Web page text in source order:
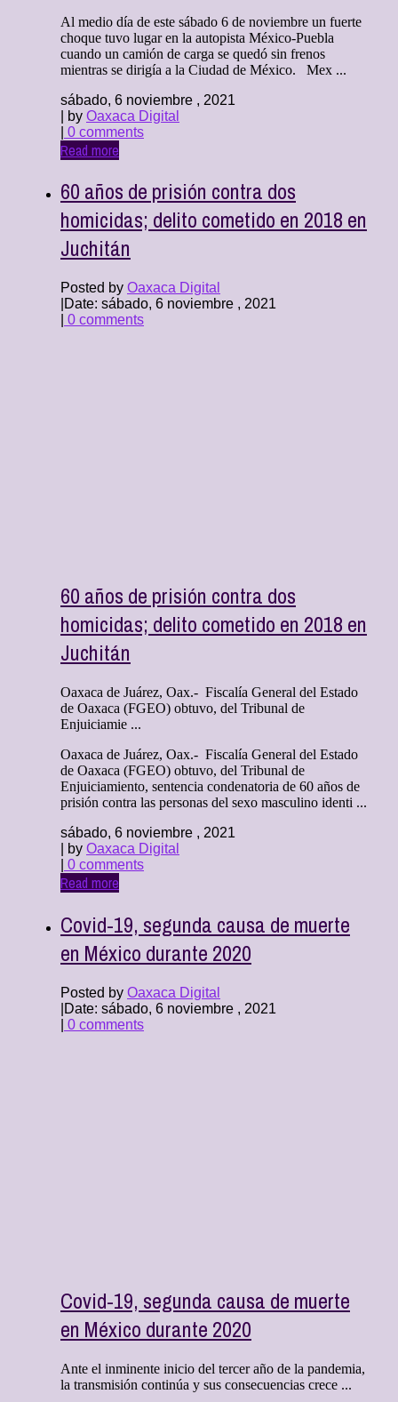
Al medio día de este sábado 6 de noviembre un fuerte
choque tuvo lugar en la autopista México-Puebla
cuando un camión de carga se quedó sin frenos
mientras se dirigía a la Ciudad de México. Mex ...
sábado, 6 noviembre , 2021
| by Oaxaca Digital
0 comments
Read more
60 años de prisión contra dos
homicidas; delito cometido en 2018 en
Juchitán
Posted by Oaxaca Digital
Date: sábado, 6 noviembre , 2021
0 comments
60 años de prisión contra dos
homicidas; delito cometido en 2018 en
Juchitán
Oaxaca de Juárez, Oax.- Fiscalía General del Estado
de Oaxaca (FGEO) obtuvo, del Tribunal de
Enjuiciamie ...
Oaxaca de Juárez, Oax.- Fiscalía General del Estado
de Oaxaca (FGEO) obtuvo, del Tribunal de
Enjuiciamiento, sentencia condenatoria de 60 años de
prisión contra las personas del sexo masculino identi ...
sábado, 6 noviembre , 2021
| by Oaxaca Digital
0 comments
Read more
Covid-19, segunda causa de muerte
en México durante 2020
Posted by Oaxaca Digital
Date: sábado, 6 noviembre , 2021
0 comments
Covid-19, segunda causa de muerte
en México durante 2020
Ante el inminente inicio del tercer año de la pandemia,
la transmisión continúa y sus consecuencias crece ...